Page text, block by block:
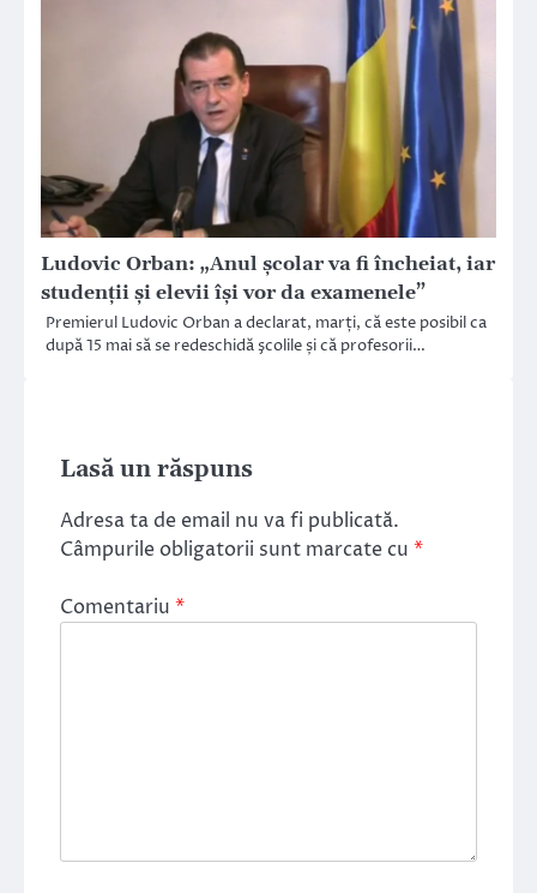
Ludovic Orban: „Anul școlar va fi încheiat, iar
studenții și elevii își vor da examenele”
Premierul Ludovic Orban a declarat, marți, că este posibil ca
după 15 mai să se redeschidă şcolile și că profesorii…
Lasă un răspuns
Adresa ta de email nu va fi publicată.
Câmpurile obligatorii sunt marcate cu *
Comentariu *